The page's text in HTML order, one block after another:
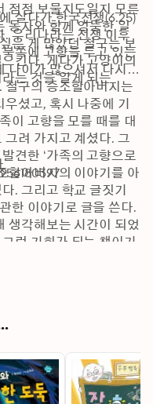
점점 보물지도일지 모른
동자와 함께 엉뚱한 일
은 게 많았던 철구는 보
킨다. 게다가 고양이의
는 것을 알게 되는
살다가 한국전쟁(6.25)
우리나라는 전쟁 이후
쪽에 고향을 두고 있는
나이가 많으셔서 다시
구의 증조할아버지는
셨고, 혹시 나중에 기
이 고향을 모를 때를 대
려 가지고 계셨다. 그
견한 ‘가족의 고향으로
할아버지의 이야기를 아
. 그리고 학교 글짓기
한 이야기로 글을 쓴다.
생각해보는 시간이 되었
런 기회가 되는 책이기
의 어린이들에게 통일
다르다. 무거운 주제를
은 날